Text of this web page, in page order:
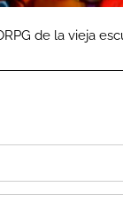
de la vieja